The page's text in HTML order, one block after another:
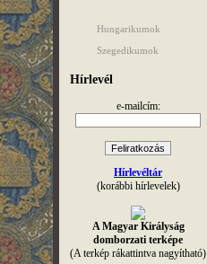
Hungarikumok
Szegedikumok
Hírlevél
e-mailcím:
Hírlevéltár
(korábbi hírlevelek)
A Magyar Királyság
domborzati terképe
(A terkép rákattintva nagyítható)